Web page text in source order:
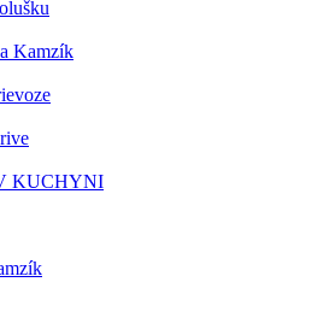
Kamzík
KUCHYNI